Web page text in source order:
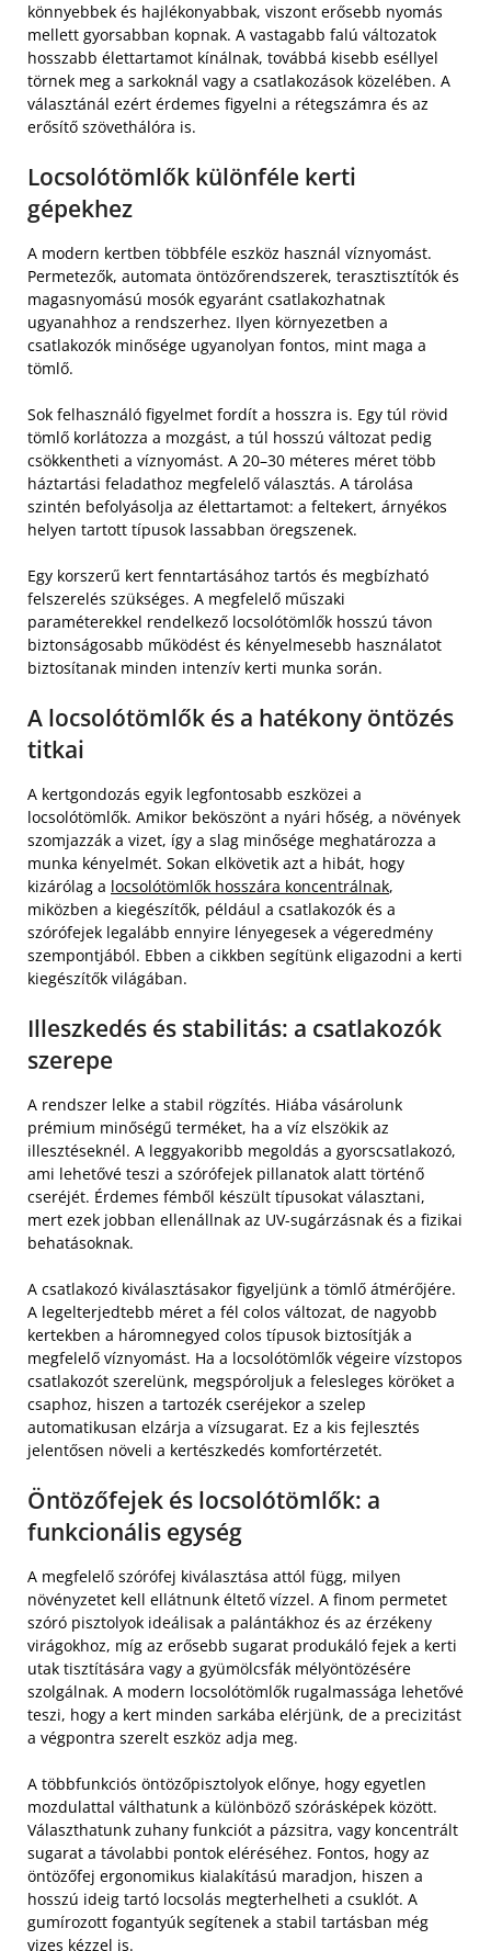
könnyebbek és hajlékonyabbak, viszont erősebb nyomás
mellett gyorsabban kopnak. A vastagabb falú változatok
hosszabb élettartamot kínálnak, továbbá kisebb eséllyel
törnek meg a sarkoknál vagy a csatlakozások közelében. A
választánál ezért érdemes figyelni a rétegszámra és az
erősítő szövethálóra is.
Locsolótömlők különféle kerti
gépekhez
A modern kertben többféle eszköz használ víznyomást.
Permetezők, automata öntözőrendszerek, terasztisztítók és
magasnyomású mosók egyaránt csatlakozhatnak
ugyanahhoz a rendszerhez. Ilyen környezetben a
csatlakozók minősége ugyanolyan fontos, mint maga a
tömlő.
Sok felhasználó figyelmet fordít a hosszra is. Egy túl rövid
tömlő korlátozza a mozgást, a túl hosszú változat pedig
csökkentheti a víznyomást. A 20–30 méteres méret több
háztartási feladathoz megfelelő választás. A tárolása
szintén befolyásolja az élettartamot: a feltekert, árnyékos
helyen tartott típusok lassabban öregszenek.
Egy korszerű kert fenntartásához tartós és megbízható
felszerelés szükséges. A megfelelő műszaki
paraméterekkel rendelkező locsolótömlők hosszú távon
biztonságosabb működést és kényelmesebb használatot
biztosítanak minden intenzív kerti munka során.
A locsolótömlők és a hatékony öntözés
titkai
A kertgondozás egyik legfontosabb eszközei a
locsolótömlők. Amikor beköszönt a nyári hőség, a növények
szomjazzák a vizet, így a slag minősége meghatározza a
munka kényelmét. Sokan elkövetik azt a hibát, hogy
kizárólag a locsolótömlők hosszára koncentrálnak,
miközben a kiegészítők, például a csatlakozók és a
szórófejek legalább ennyire lényegesek a végeredmény
szempontjából. Ebben a cikkben segítünk eligazodni a kerti
kiegészítők világában.
Illeszkedés és stabilitás: a csatlakozók
szerepe
A rendszer lelke a stabil rögzítés. Hiába vásárolunk
prémium minőségű terméket, ha a víz elszökik az
illesztéseknél. A leggyakoribb megoldás a gyorscsatlakozó,
ami lehetővé teszi a szórófejek pillanatok alatt történő
cseréjét. Érdemes fémből készült típusokat választani,
mert ezek jobban ellenállnak az UV-sugárzásnak és a fizikai
behatásoknak.
A csatlakozó kiválasztásakor figyeljünk a tömlő átmérőjére.
A legelterjedtebb méret a fél colos változat, de nagyobb
kertekben a háromnegyed colos típusok biztosítják a
megfelelő víznyomást. Ha a locsolótömlők végeire vízstopos
csatlakozót szerelünk, megspóroljuk a felesleges köröket a
csaphoz, hiszen a tartozék cseréjekor a szelep
automatikusan elzárja a vízsugarat. Ez a kis fejlesztés
jelentősen növeli a kertészkedés komfortérzetét.
Öntözőfejek és locsolótömlők: a
funkcionális egység
A megfelelő szórófej kiválasztása attól függ, milyen
növényzetet kell ellátnunk éltető vízzel. A finom permetet
szóró pisztolyok ideálisak a palántákhoz és az érzékeny
virágokhoz, míg az erősebb sugarat produkáló fejek a kerti
utak tisztítására vagy a gyümölcsfák mélyöntözésére
szolgálnak. A modern locsolótömlők rugalmassága lehetővé
teszi, hogy a kert minden sarkába elérjünk, de a precizitást
a végpontra szerelt eszköz adja meg.
A többfunkciós öntözőpisztolyok előnye, hogy egyetlen
mozdulattal válthatunk a különböző szórásképek között.
Választhatunk zuhany funkciót a pázsitra, vagy koncentrált
sugarat a távolabbi pontok eléréséhez. Fontos, hogy az
öntözőfej ergonomikus kialakítású maradjon, hiszen a
hosszú ideig tartó locsolás megterhelheti a csuklót. A
gumírozott fogantyúk segítenek a stabil tartásban még
vizes kézzel is.